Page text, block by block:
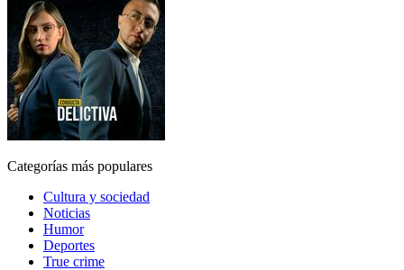
Categorías más populares
Cultura y sociedad
Noticias
Humor
Deportes
True crime